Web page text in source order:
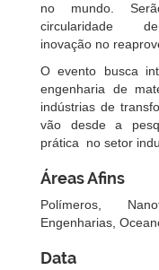
no mundo.
circularidade de
inovação no
O evento busca
engenharia de
indústrias de
vão desde a
prática no setor
Áreas Afins
Polímeros,
Engenharias,
Data